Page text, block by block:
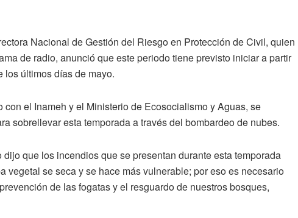
Nacional de Gestión del Riesgo en Protección de Civil, quien
de radio, anunció que este periodo tiene previsto iniciar a partir
los últimos días de mayo.
el Inameh y el Ministerio de Ecosocialismo y Aguas, se
sobrellevar esta temporada a través del bombardeo de nubes.
que los incendios que se presentan durante esta temporada
vegetal se seca y se hace más vulnerable; por eso es necesario
de las fogatas y el resguardo de nuestros bosques,